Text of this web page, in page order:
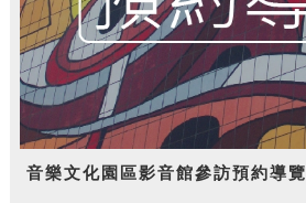
音樂文化園區影音館參訪預約導覽